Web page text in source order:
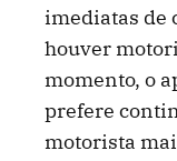
imediatas de
houver
momento, o
prefere
motorista